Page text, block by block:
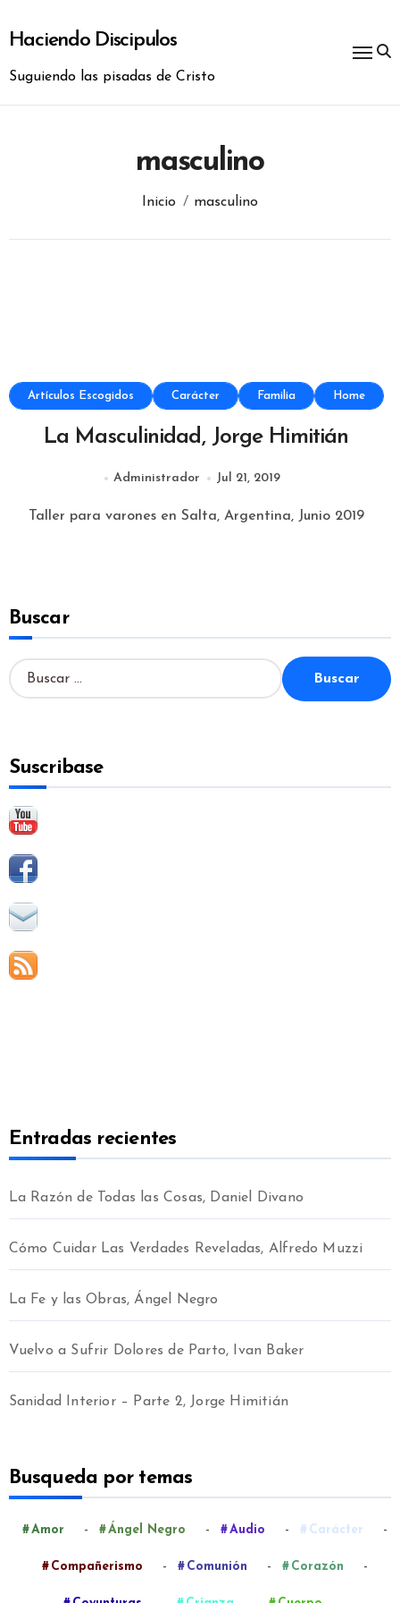
contenido
Haciendo Discipulos
Suguiendo las pisadas de Cristo
masculino
Inicio masculino
Artículos Escogidos Carácter Familia Home
La Masculinidad, Jorge Himitián
Administrador Jul 21, 2019
Taller para varones en Salta, Argentina, Junio 2019
Buscar
B
u
r
:
Suscribase
Entradas recientes
La Razón de Todas las Cosas, Daniel Divano
Cómo Cuidar Las Verdades Reveladas, Alfredo Muzzi
La Fe y las Obras, Ángel Negro
Vuelvo a Sufrir Dolores de Parto, Ivan Baker
Sanidad Interior – Parte 2, Jorge Himitián
Busqueda por temas
Amor - Ángel Negro - Audio - Carácter -
Compañerismo - Comunión - Corazón -